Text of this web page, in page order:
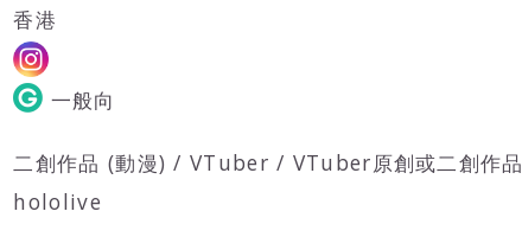
香港
一般向
二創作品 (動漫) / VTuber / VTuber原創或二創作品
hololive